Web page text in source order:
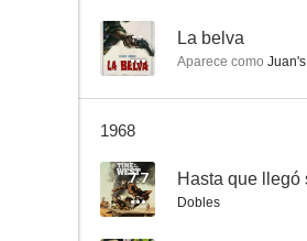
La hora del coraje
--
-- La belva
Aparece como
1968
7.7 Hasta que llegó
Dobles